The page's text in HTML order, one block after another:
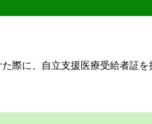
際に、自立支援医療受給者証